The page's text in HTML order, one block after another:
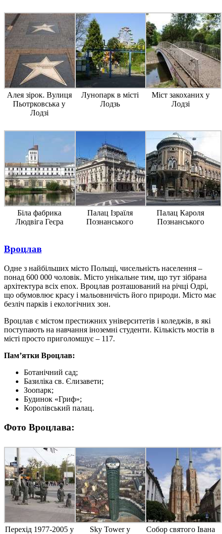
Алея зірок. Вулиця
Пьотрковська у
Лодзі
Лунопарк в місті
Лодзь
Міст закоханих у
Лодзі
Біла фабрика
Людвіга Геєра
Палац Ізраїля
Познанського
Палац Кароля
Познанського
Вроцлав
Одне з найбільших місто Польщі, чисельність населення –
понад 600 000 чоловік. Місто унікальне тим, що тут зібрана
архітектура всіх епох. Вроцлав розташований на річці Одрі,
що обумовлює красу і мальовничість його природи. Місто має
безліч парків і екологічних зон.
Вроцлав є містом престижних університетів і коледжів, в які
поступають на навчання іноземні студенти. Кількість мостів в
місті просто приголомшує – 117.
Пам’ятки Вроцлав:
Ботанічний сад;
Базиліка св. Єлизавети;
Зоопарк;
Будинок «Гриф»;
Королівський палац.
Фото Вроцлава:
Перехід 1977-2005 у Sky Tower у Собор святого Івана